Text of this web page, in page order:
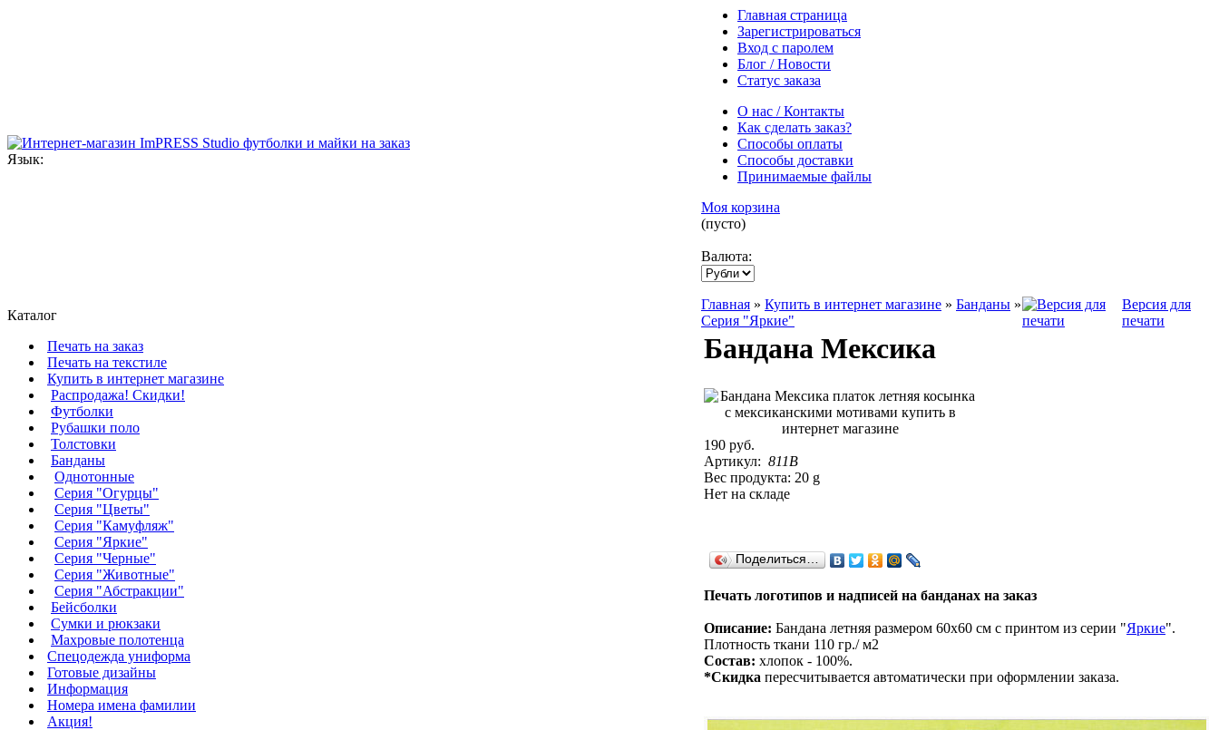
Язык:
Главная страница
Зарегистрироваться
Вход с паролем
Блог / Новости
Статус заказа
О нас / Контакты
Как сделать заказ?
Способы оплаты
Способы доставки
Принимаемые файлы
Моя корзина
(пусто)
Валюта:
Каталог
Печать на заказ
Печать на текстиле
Купить в интернет магазине
Распродажа! Скидки!
Футболки
Рубашки поло
Толстовки
Банданы
Однотонные
Серия "Огурцы"
Серия "Цветы"
Серия "Камуфляж"
Серия "Яркие"
Серия "Черные"
Серия "Животные"
Серия "Абстракции"
Бейсболки
Сумки и рюкзаки
Махровые полотенца
Cпецодежда униформа
Готовые дизайны
Информация
Номера имена фамилии
Акция!
Главная » Купить в интернет магазине » Банданы »
Серия "Яркие"
Версия для
печати
Бандана Мексика
190 руб.
Артикул: 811B
Вес продукта: 20 g
Нет на складе
Поделиться…
Печать логотипов и надписей на банданах на заказ
Описание: Бандана летняя размером 60х60 см с принтом из серии "Яркие".
Плотность ткани 110 гр./ м2
Состав: хлопок - 100%.
*Скидка пересчитывается автоматически при оформлении заказа.